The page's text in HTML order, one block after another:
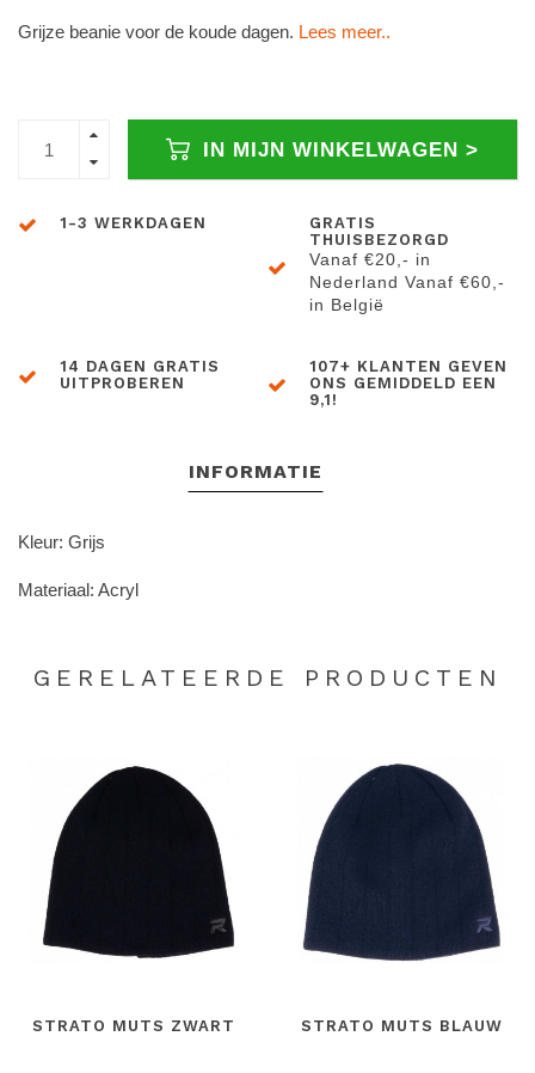
Grijze beanie voor de koude dagen. Lees meer..
IN MIJN WINKELWAGEN >
1-3 WERKDAGEN
GRATIS
THUISBEZORGD
Vanaf €20,- in
Nederland Vanaf €60,-
in België
14 DAGEN GRATIS
UITPROBEREN
107+ KLANTEN GEVEN
ONS GEMIDDELD EEN
9,1!
INFORMATIE
Kleur: Grijs
Materiaal: Acryl
GERELATEERDE PRODUCTEN
STRATO MUTS ZWART STRATO MUTS BLAUW